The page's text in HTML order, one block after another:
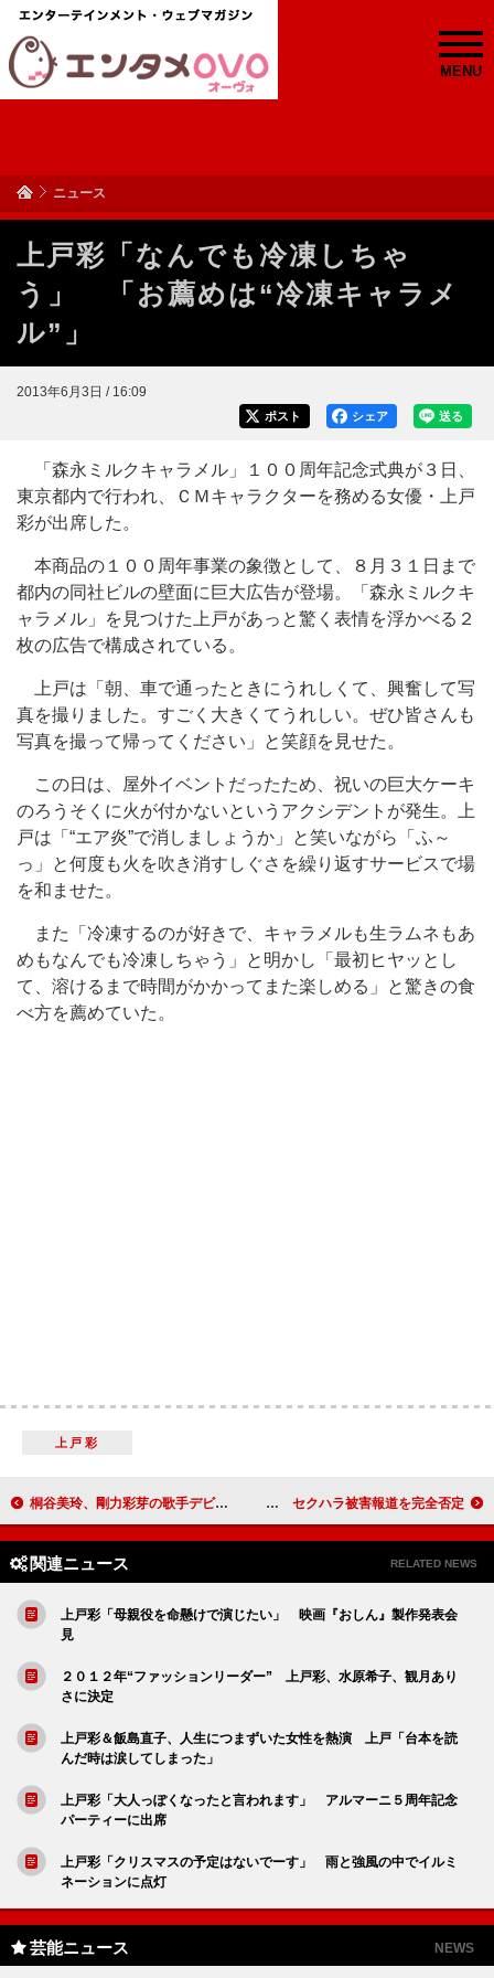
MENU
ニュース
上戸彩「なんでも冷凍しちゃ
う」 「お薦めは“冷凍キャラメ
ル”」
2013年6月3日 / 16:09
送る
シェア
ポスト
「森永ミルクキャラメル」１００周年記念式典が３日、
東京都内で行われ、ＣＭキャラクターを務める女優・上戸
彩が出席した。
本商品の１００周年事業の象徴として、８月３１日まで
都内の同社ビルの壁面に巨大広告が登場。「森永ミルクキ
ャラメル」を見つけた上戸があっと驚く表情を浮かべる２
枚の広告で構成されている。
上戸は「朝、車で通ったときにうれしくて、興奮して写
真を撮りました。すごく大きくてうれしい。ぜひ皆さんも
写真を撮って帰ってください」と笑顔を見せた。
この日は、屋外イベントだったため、祝いの巨大ケーキ
のろうそくに火が付かないというアクシデントが発生。上
戸は「“エア炎”で消しましょうか」と笑いながら「ふ～
っ」と何度も火を吹き消すしぐさを繰り返すサービスで場
を和ませた。
また「冷凍するのが好きで、キャラメルも生ラムネもあ
めもなんでも冷凍しちゃう」と明かし「最初ヒヤッとし
て、溶けるまで時間がかかってまた楽しめる」と驚きの食
べ方を薦めていた。
上戸彩
桐谷美玲、剛力彩芽の歌手デビューに大喜び 「セブンティーン時代から一緒なのでうれしい」 山岸舞彩「セクハラを受けたことはない」 セクハラ被害報道を完全否定
関連ニュース RELATED NEWS
上戸彩「母親役を命懸けで演じたい」 映画『おしん』製作発表会
見
２０１２年“ファッションリーダー” 上戸彩、水原希子、観月あり
さに決定
上戸彩＆飯島直子、人生につまずいた女性を熱演 上戸「台本を読
んだ時は涙してしまった」
上戸彩「大人っぽくなったと言われます」 アルマーニ５周年記念
パーティーに出席
上戸彩「クリスマスの予定はないでーす」 雨と強風の中でイルミ
ネーションに点灯
芸能ニュース NEWS